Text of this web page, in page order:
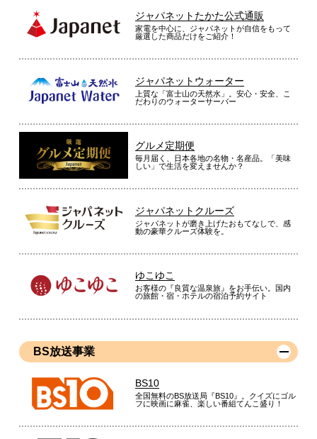
ジャパネットたかた公式通販
家電を中心に、ジャパネットが自信をもって
厳選した商品だけをご紹介！
ジャパネットウォーター
上質な「富士山の天然水」。安心・安全、こ
だわりのウォーターサーバー
グルメ定期便
毎月届く、日本各地の名物・名産品。「美味
しい」で生活を変えませんか？
ジャパネットクルーズ
ジャパネットが磨き上げたおもてなしで、感
動の豪華クルーズ体験を。
ゆこゆこ
お客様の『良質な温泉旅』をお手伝い。国内
の旅館・宿・ホテルの宿泊予約サイト
BS放送事業
BS10
全国無料のBS放送局『BS10』。クイズにゴル
フに映画に麻雀、楽しい番組てんこ盛り！